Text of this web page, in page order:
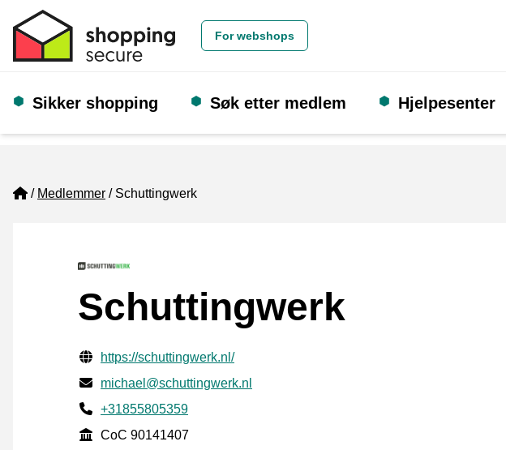
For webshops
Sikker shopping Søk etter medlem Hjelpesenter
Home
Medlemmer Schuttingwerk
Schuttingwerk
Verifisert kontaktinformasjon
Website URL
https://schuttingwerk.nl/
E-post
michael@schuttingwerk.nl
Phone number
+31855805359
CoC
CoC 90141407